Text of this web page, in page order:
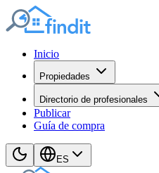
Inicio
Propiedades
Directorio de profesionales
Publicar
Guía de compra
ES